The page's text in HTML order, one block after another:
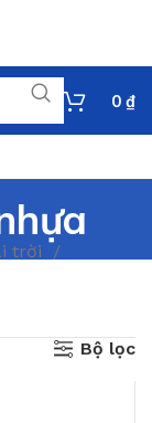
0 ₫
trời
Bộ lọc